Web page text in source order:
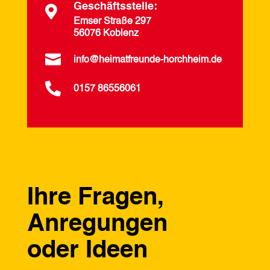
 Geschäftsstelle:
Emser Straße 297
56076 Koblenz
 info@heimatfreunde-horchheim.de
 0157 86556061
Ihre Fragen,
Anregungen
oder Ideen